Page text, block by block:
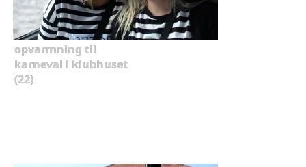
opvarmning til
karneval i klubhuset
(22)